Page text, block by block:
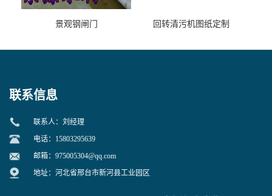
景观钢闸门 回转清污机图纸定制
联系信息
联系人：刘经理
电话：15803295639
邮箱： 975005304@qq.com
地址：河北省邢台市新河县工业园区